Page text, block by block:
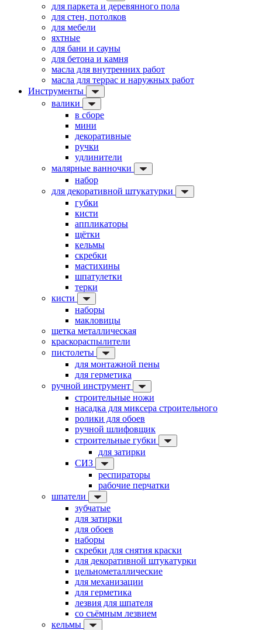
для паркета и деревянного пола
для стен, потолков
для мебели
яхтные
для бани и сауны
для бетона и камня
масла для внутренних работ
масла для террас и наружных работ
Инструменты
валики
в сборе
мини
декоративные
ручки
удлинители
малярные ванночки
набор
для декоративной штукатурки
губки
кисти
аппликаторы
щётки
кельмы
скребки
мастихины
шпатулетки
терки
кисти
наборы
макловицы
щетка металлическая
краскораспылители
пистолеты
для монтажной пены
для герметика
ручной инструмент
строительные ножи
насадка для миксера строительного
ролики для обоев
ручной шлифовщик
строительные губки
для затирки
СИЗ
респираторы
рабочие перчатки
шпатели
зубчатые
для затирки
для обоев
наборы
скребки для снятия краски
для декоративной штукатурки
цельнометаллические
для механизации
для герметика
лезвия для шпателя
со съёмным лезвием
кельмы